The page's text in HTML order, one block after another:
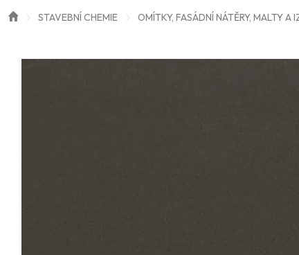
STAVEBNÍ CHEMIE OMÍTKY, FASÁDNÍ NÁTĚRY, MALTY A